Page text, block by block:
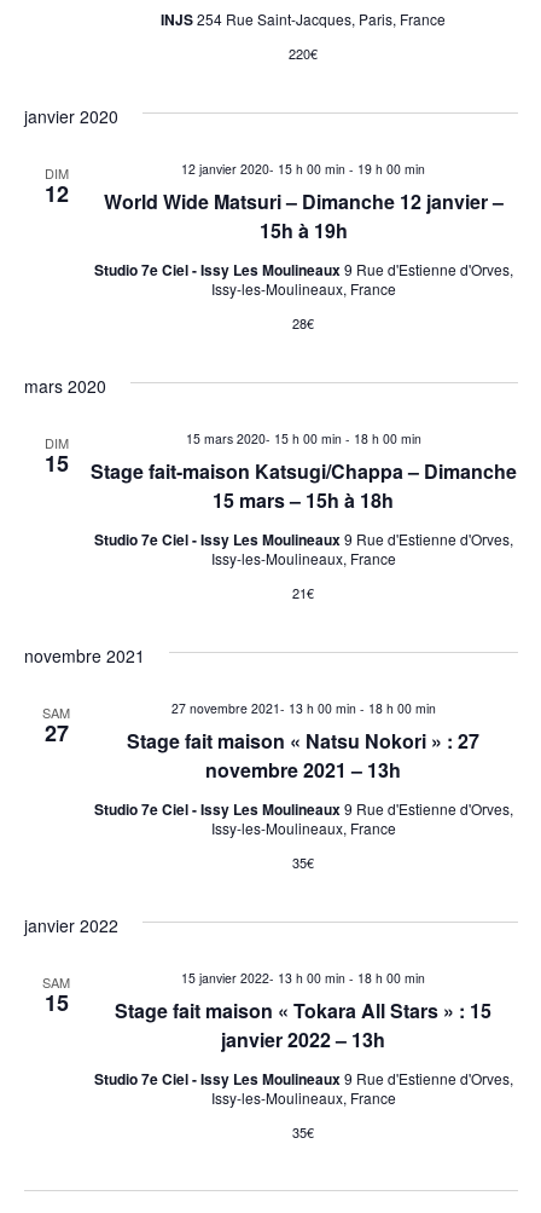
INJS254 Rue Saint-Jacques, Paris, France
220€
janvier 2020
DIM
12
World Wide Matsuri – Dimanche 12 janvier –
15h à 19h
12 janvier 2020- 15 h 00 min - 19 h 00 min
Studio 7e Ciel - Issy Les Moulineaux9 Rue d'Estienne d'Orves,
Issy-les-Moulineaux, France
28€
mars 2020
DIM
15
Stage fait-maison Katsugi/Chappa – Dimanche
15 mars – 15h à 18h
15 mars 2020- 15 h 00 min- 18 h 00 min
Studio 7e Ciel - Issy Les Moulineaux9 Rue d'Estienne d'Orves,
Issy-les-Moulineaux, France
21€
novembre 2021
SAM
27
Stage fait maison « Natsu Nokori » : 27
novembre 2021 – 13h
27 novembre 2021- 13 h 00 min- 18 h 00 min
Studio 7e Ciel - Issy Les Moulineaux9 Rue d'Estienne d'Orves,
Issy-les-Moulineaux, France
35€
janvier 2022
SAM
15
Stage fait maison « Tokara All Stars » : 15
janvier 2022 – 13h
15 janvier 2022- 13 h 00 min - 18 h 00 min
Studio 7e Ciel - Issy Les Moulineaux9 Rue d'Estienne d'Orves,
Issy-les-Moulineaux, France
35€